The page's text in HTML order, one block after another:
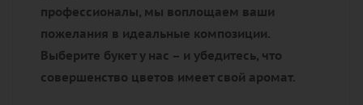
профессионалы, мы воплощаем ваши
пожелания в идеальные композиции.
Выберите букет у нас – и убедитесь, что
совершенство цветов имеет свой аромат.